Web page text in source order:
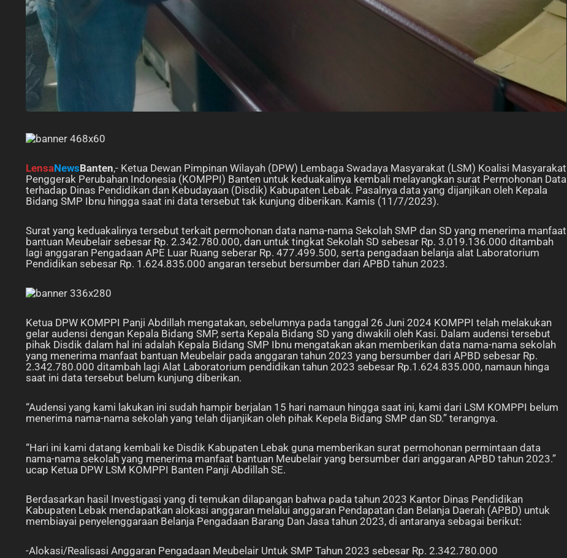
LensaNewsBanten,- Ketua Dewan Pimpinan Wilayah (DPW) Lembaga Swadaya Masyarakat (LSM) Koalisi Masyarakat
Penggerak Perubahan Indonesia (KOMPPI) Banten untuk keduakalinya kembali melayangkan surat Permohonan Data
terhadap Dinas Pendidikan dan Kebudayaan (Disdik) Kabupaten Lebak. Pasalnya data yang dijanjikan oleh Kepala
Bidang SMP Ibnu hingga saat ini data tersebut tak kunjung diberikan. Kamis (11/7/2023).
Surat yang keduakalinya tersebut terkait permohonan data nama-nama Sekolah SMP dan SD yang menerima manfaat
bantuan Meubelair sebesar Rp. 2.342.780.000, dan untuk tingkat Sekolah SD sebesar Rp. 3.019.136.000 ditambah
lagi anggaran Pengadaan APE Luar Ruang seberar Rp. 477.499.500, serta pengadaan belanja alat Laboratorium
Pendidikan sebesar Rp. 1.624.835.000 angaran tersebut bersumber dari APBD tahun 2023.
Ketua DPW KOMPPI Panji Abdillah mengatakan, sebelumnya pada tanggal 26 Juni 2024 KOMPPI telah melakukan
gelar audensi dengan Kepala Bidang SMP, serta Kepala Bidang SD yang diwakili oleh Kasi. Dalam audensi tersebut
pihak Disdik dalam hal ini adalah Kepala Bidang SMP Ibnu mengatakan akan memberikan data nama-nama sekolah
yang menerima manfaat bantuan Meubelair pada anggaran tahun 2023 yang bersumber dari APBD sebesar Rp.
2.342.780.000 ditambah lagi Alat Laboratorium pendidikan tahun 2023 sebesar Rp.1.624.835.000, namaun hinga
saat ini data tersebut belum kunjung diberikan.
“Audensi yang kami lakukan ini sudah hampir berjalan 15 hari namaun hingga saat ini, kami dari LSM KOMPPI belum
menerima nama-nama sekolah yang telah dijanjikan oleh pihak Kepela Bidang SMP dan SD.” terangnya.
“Hari ini kami datang kembali ke Disdik Kabupaten Lebak guna memberikan surat permohonan permintaan data
nama-nama sekolah yang menerima manfaat bantuan Meubelair yang bersumber dari anggaran APBD tahun 2023.”
ucap Ketua DPW LSM KOMPPI Banten Panji Abdillah SE.
Berdasarkan hasil Investigasi yang di temukan dilapangan bahwa pada tahun 2023 Kantor Dinas Pendidikan
Kabupaten Lebak mendapatkan alokasi anggaran melalui anggaran Pendapatan dan Belanja Daerah (APBD) untuk
membiayai penyelenggaraan Belanja Pengadaan Barang Dan Jasa tahun 2023, di antaranya sebagai berikut:
-Alokasi/Realisasi Anggaran Pengadaan Meubelair Untuk SMP Tahun 2023 sebesar Rp. 2.342.780.000